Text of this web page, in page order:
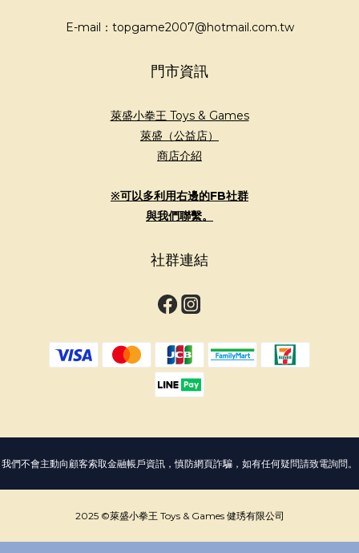
E-mail：topgame2007@hotmail.com.tw
門市資訊
萊盛小拳王 Toys & Games
萊盛（公益店）
商店介紹
※可以多利用右邊的FB社群
與我們聯繫。
社群連結
我們不會主動向顧客索取金融帳戶資訊，慎防網頁詐騙，如有任何疑問請致電詢問。
2025 ©萊盛小拳王 Toys & Games 健琇有限公司